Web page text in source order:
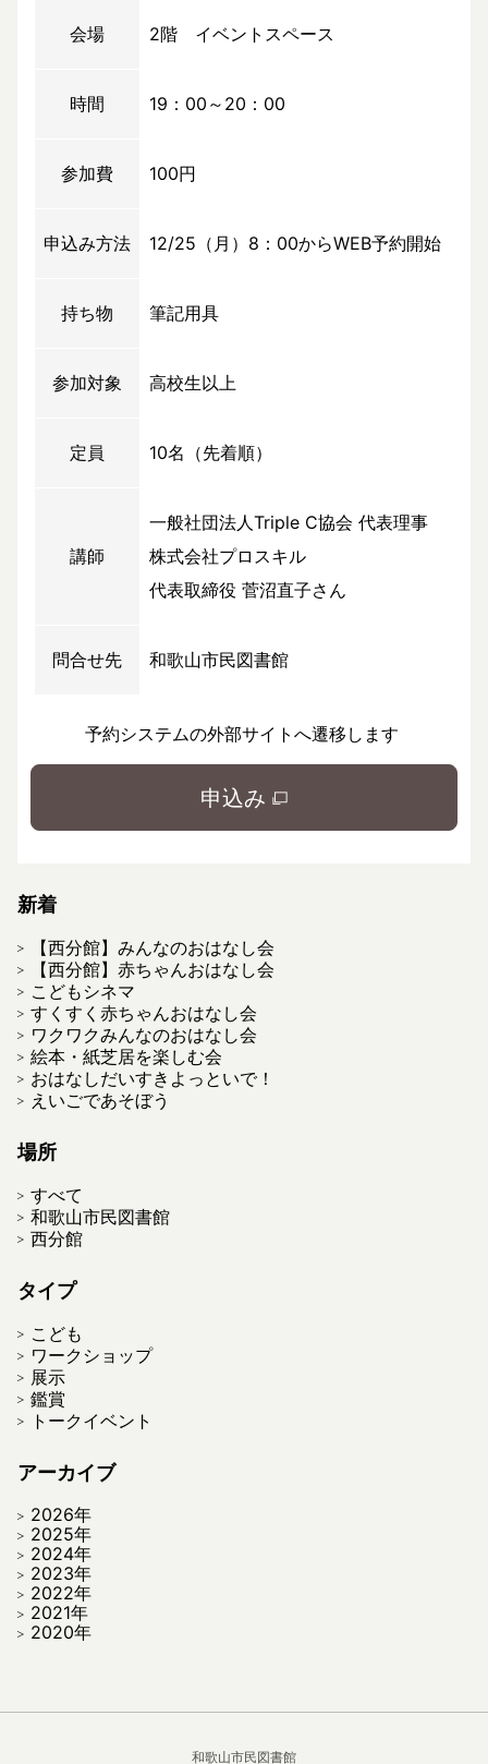
会場 2階 イベントスペース
時間 19：00～20：00
参加費 100円
申込み方法 12/25（月）8：00からWEB予約開始
持ち物 筆記用具
参加対象 高校生以上
定員 10名（先着順）
講師
一般社団法人Triple C協会 代表理事
株式会社プロスキル
代表取締役 菅沼直子さん
問合せ先 和歌山市民図書館
予約システムの外部サイトへ遷移します
申込み
新着
【西分館】みんなのおはなし会
【西分館】赤ちゃんおはなし会
こどもシネマ
すくすく赤ちゃんおはなし会
ワクワクみんなのおはなし会
絵本・紙芝居を楽しむ会
おはなしだいすきよっといで！
えいごであそぼう
場所
すべて
和歌山市民図書館
西分館
タイプ
こども
ワークショップ
展示
鑑賞
トークイベント
アーカイブ
2026年
2025年
2024年
2023年
2022年
2021年
2020年
和歌山市民図書館